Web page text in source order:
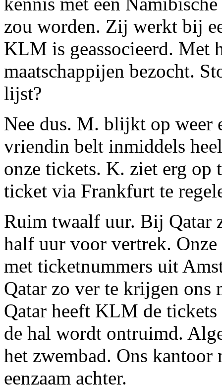
zou worden. Zij werkt bij
KLM is geassocieerd. Met
maatschappijen bezocht.
lijst?
Nee dus. M. blijkt op weer
vriendin belt inmiddels
onze tickets. K. ziet erg op
ticket via Frankfurt te
Ruim twaalf uur. Bij Qatar
half uur voor vertrek.
met ticketnummers uit
Qatar zo ver te krijgen ons
Qatar heeft KLM de
de hal wordt ontruimd.
het zwembad. Ons
eenzaam achter.